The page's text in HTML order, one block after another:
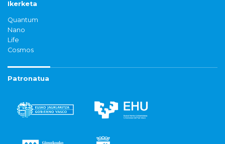
Ikerketa
Quantum
Nano
Life
Cosmos
Patronatua